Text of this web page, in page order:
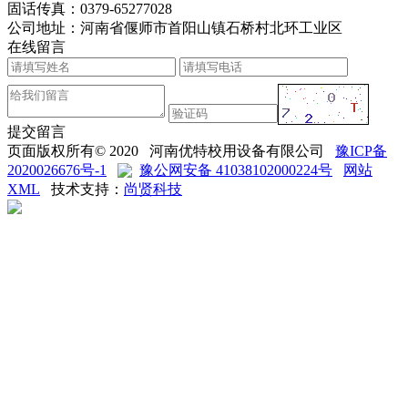
固话传真： 0379-65277028
公司地址：河南省偃师市首阳山镇石桥村北环工业区
在线留言
提交留言
页面版权所有© 2020 河南优特校用设备有限公司 豫ICP备
2020026676号-1
豫公网安备 41038102000224号
网站
XML 技术支持： 尚贤科技